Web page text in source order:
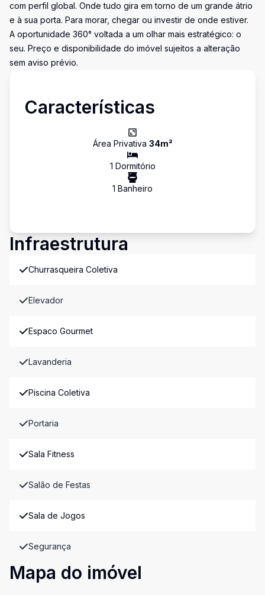
com perfil global. Onde tudo gira em torno de um grande átrio
e à sua porta. Para morar, chegar ou investir de onde estiver.
A oportunidade 360° voltada a um olhar mais estratégico: o
seu. Preço e disponibilidade do imóvel sujeitos a alteração
sem aviso prévio.
Características
Área Privativa 34m²
1 Dormitório
1 Banheiro
Infraestrutura
Churrasqueira Coletiva
Elevador
Espaco Gourmet
Lavanderia
Piscina Coletiva
Portaria
Sala Fitness
Salão de Festas
Sala de Jogos
Segurança
Mapa do imóvel